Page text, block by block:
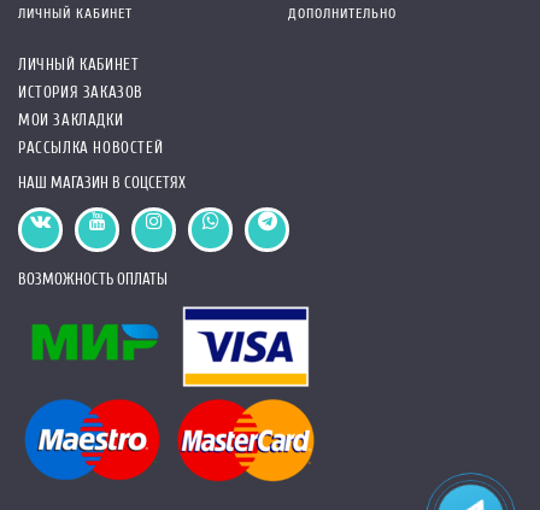
ЛИЧНЫЙ КАБИНЕТ
ЛИЧНЫЙ КАБИНЕТ
ИСТОРИЯ ЗАКАЗОВ
МОИ ЗАКЛАДКИ
РАССЫЛКА НОВОСТЕЙ
ДОПОЛНИТЕЛЬНО
НАШ МАГАЗИН В СОЦСЕТЯХ
ВОЗМОЖНОСТЬ ОПЛАТЫ